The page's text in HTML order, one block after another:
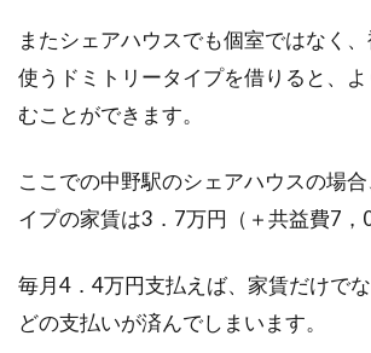
またシェアハウスでも個室ではなく
使うドミトリータイプを借りると、
むことができます。
ここでの中野駅のシェアハウスの場
イプの家賃は3．7万円（＋共益費7，
毎月4．4万円支払えば、家賃だけで
どの支払いが済んでしまいます。